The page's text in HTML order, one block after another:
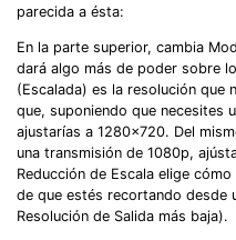
parecida a ésta:󠀲󠀧󠀨󠀦󠀤󠀧󠀡󠀡󠀳
󠀰En la parte superior, cambia
dará algo más de poder sobre
(Escalada) es la resolución que
que, suponiendo que necesites
ajustarías a 1280×720.󠀲󠀧󠀨󠀦󠀤󠀧󠀡󠀤󠀳󠀰 Del
una transmisión de 1080p,
Reducción de Escala elige
de que estés recortando desde
Resolución de Salida más baja).󠀲󠀧󠀨󠀦󠀤󠀧󠀡󠀦󠀳